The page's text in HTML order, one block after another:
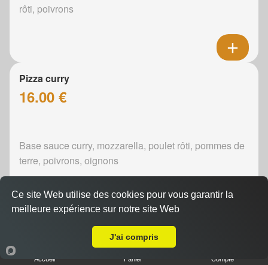
rôti, poivrons
Pizza curry
16.00 €
Base sauce curry, mozzarella, poulet rôti, pommes de
terre, poivrons, oignons
Accueil Panier Compte
Ce site Web utilise des cookies pour vous garantir la
meilleure expérience sur notre site Web
J'ai compris